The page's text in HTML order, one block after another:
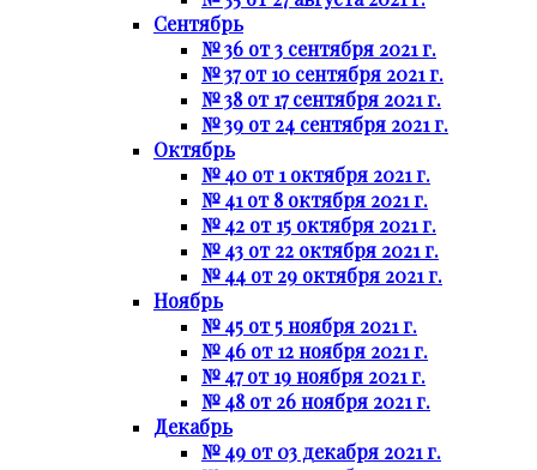
Сентябрь
№ 36 от 3 сентября 2021 г.
№ 37 от 10 сентября 2021 г.
№ 38 от 17 сентября 2021 г.
№ 39 от 24 сентября 2021 г.
Октябрь
№ 40 от 1 октября 2021 г.
№ 41 от 8 октября 2021 г.
№ 42 от 15 октября 2021 г.
№ 43 от 22 октября 2021 г.
№ 44 от 29 октября 2021 г.
Ноябрь
№ 45 от 5 ноября 2021 г.
№ 46 от 12 ноября 2021 г.
№ 47 от 19 ноября 2021 г.
№ 48 от 26 ноября 2021 г.
Декабрь
№ 49 от 03 декабря 2021 г.